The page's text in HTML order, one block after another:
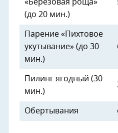
«Березовая роща»
(до 20 мин.)
Парение «Пихтовое
укутывание» (до 30
мин.)
Пилинг ягодный (30
мин.)
Обертывания